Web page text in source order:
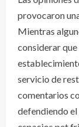
provocaron
Mientras
considerar
servicio de
comentarios
defendiendo